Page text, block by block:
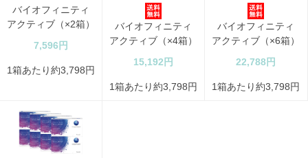
バイオフィニティ
アクティブ（×2箱）
7,596円
1箱あたり約3,798円
バイオフィニティ
アクティブ（×4箱）
15,192円
1箱あたり約3,798円
バイオフィニティ
アクティブ（×6箱）
22,788円
1箱あたり約3,798円